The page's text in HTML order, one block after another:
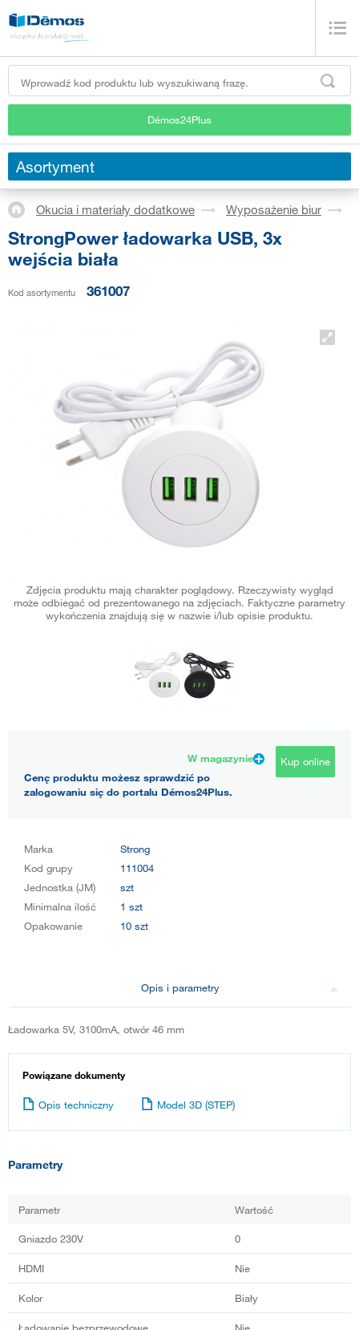
Démos24Plus
Asortyment
Okucia i materiały dodatkowe Wyposażenie biur
StrongPower ładowarka USB, 3x
wejścia biała
Kod asortymentu 361007
Zdjęcia produktu mają charakter poglądowy. Rzeczywisty wygląd
może odbiegać od prezentowanego na zdjęciach. Faktyczne parametry
wykończenia znajdują się w nazwie i/lub opisie produktu.
W magazynie
Cenę produktu możesz sprawdzić po
zalogowaniu się do portalu Démos24Plus.
Kup online
Marka
Strong
Kod grupy
111004
Jednostka (JM)
szt
Minimalna ilość
1 szt
Opakowanie
10 szt
Opis i parametry
Ładowarka 5V, 3100mA, otwór 46 mm
Powiązane dokumenty
Opis techniczny Model 3D (STEP)
Parametry
Parametr Wartość
Gniazdo 230V 0
HDMI Nie
Kolor Biały